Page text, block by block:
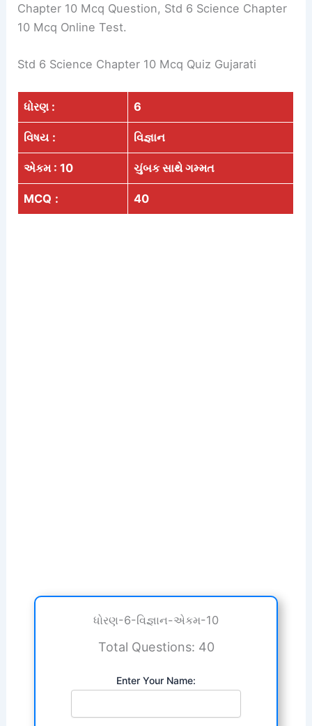
Chapter 10 Mcq Question, Std 6 Science Chapter
10 Mcq Online Test.
Std 6 Science Chapter 10 Mcq Quiz Gujarati
ધોરણ : 6
વિષય : વિજ્ઞાન
એકમ : 10 ચુંબક સાથે ગમ્મત
MCQ : 40
ધોરણ-6-વિજ્ઞાન-એકમ-10
Total Questions: 40
Enter Your Name: